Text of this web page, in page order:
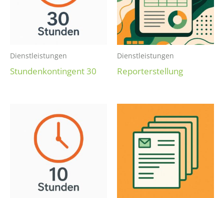
Dienstleistungen
Stundenkontingent 30
Dienstleistungen
Reporterstellung